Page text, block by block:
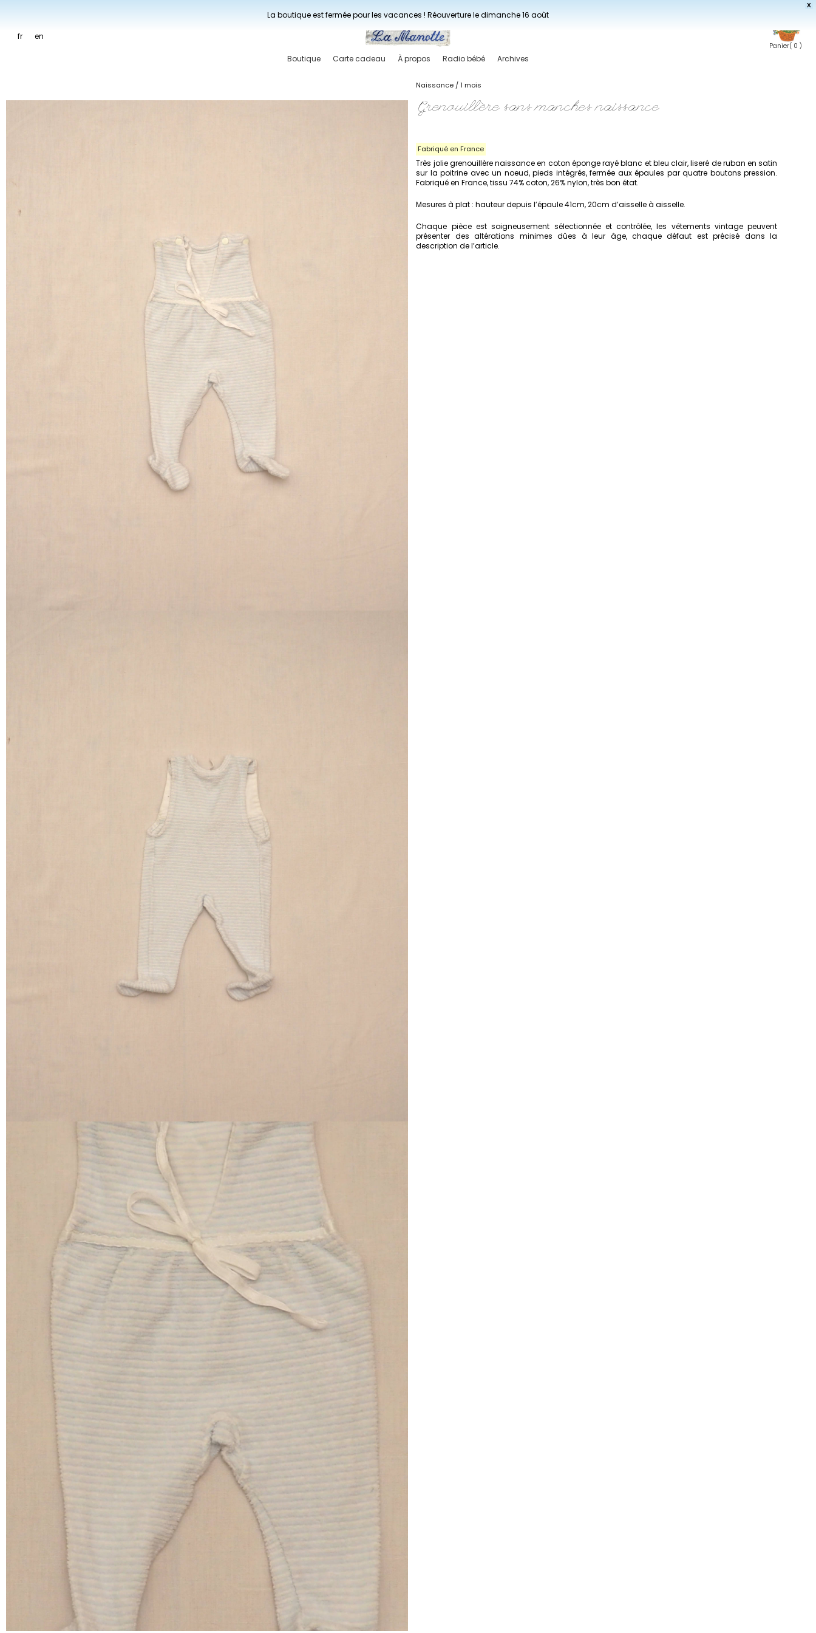
X
La boutique est fermée pour les vacances ! Réouverture le dimanche 16 août
fr en
Panier( 0 )
Boutique Carte cadeau À propos Radio bébé Archives
Naissance / 1 mois
Fabriqué en France
Grenouillère sans manches naissance
Très jolie grenouillère naissance en coton éponge rayé blanc et bleu clair, liseré de ruban en satin
sur la poitrine avec un noeud, pieds intégrés, fermée aux épaules par quatre boutons pression.
Fabriqué en France, tissu 74% coton, 26% nylon, très bon état.
Mesures à plat : hauteur depuis l’épaule 41cm, 20cm d’aisselle à aisselle.
Chaque pièce est soigneusement sélectionnée et contrôlée, les vêtements vintage peuvent
présenter des altérations minimes dûes à leur âge, chaque défaut est précisé dans la
description de l’article.